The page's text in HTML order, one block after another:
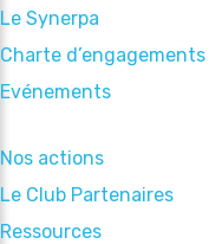
Le Synerpa
Charte d’engagements
Evénements
Nos actions
Le Club Partenaires
Ressources